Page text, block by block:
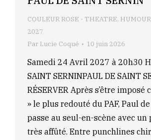
COULEUR ROSE - THEATRE, HUMOUR
2027
Par Lucie Coqué 10 juin 2026
Samedi 24 Avril 2027 à 20h30
SAINT SERNINPAUL DE SAINT
RÉSERVER Après s’être
» le plus redouté du PAF, Paul
passe au seul-en-scène avec
très affûté. Entre punchlines